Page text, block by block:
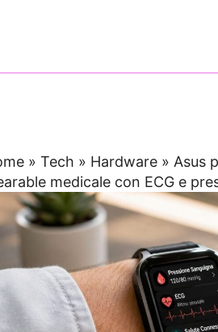
»Tech » Hardware » Asus
medicale con ECG e